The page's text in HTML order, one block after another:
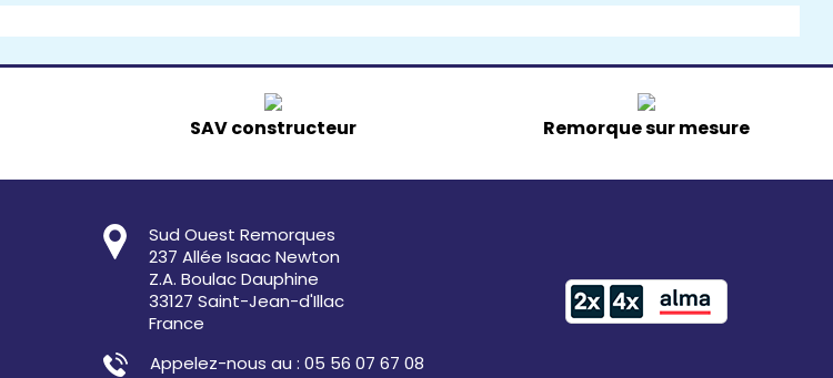
SAV constructeur Remorque sur mesure
Sud Ouest Remorques
237 Allée Isaac Newton
Z.A. Boulac Dauphine
33127 Saint-Jean-d'Illac
France
Appelez-nous au : 05 56 07 67 08